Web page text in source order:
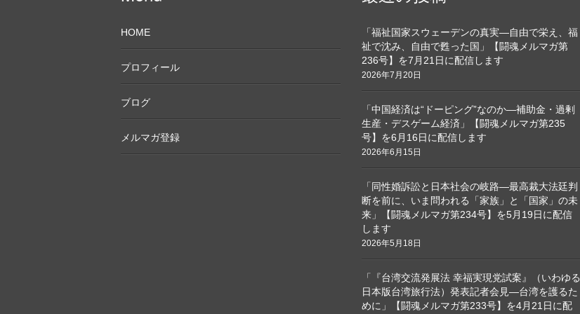
HOME
プロフィール
ブログ
メルマガ登録
「福祉国家スウェーデンの真実―自由で栄え、福
祉で沈み、自由で甦った国」【闘魂メルマガ第
236号】を7月21日に配信します
2026年7月20日
「中国経済は“ドーピング”なのか―補助金・過剰
生産・デスゲーム経済」【闘魂メルマガ第235
号】を6月16日に配信します
2026年6月15日
「同性婚訴訟と日本社会の岐路―最高裁大法廷判
断を前に、いま問われる「家族」と「国家」の未
来」【闘魂メルマガ第234号】を5月19日に配信
します
2026年5月18日
「『台湾交流発展法 幸福実現党試案』（いわゆる
日本版台湾旅行法）発表記者会見―台湾を護るた
めに」【闘魂メルマガ第233号】を4月21日に配